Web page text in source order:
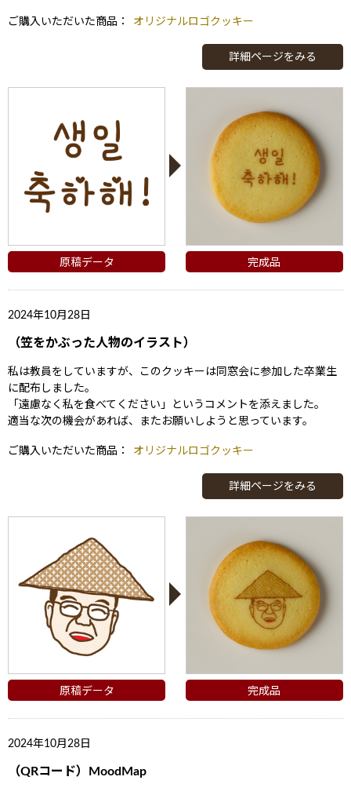
ご購入いただいた商品： オリジナルロゴクッキー
詳細ページをみる
原稿データ 完成品
2024年10月28日
（笠をかぶった人物のイラスト）
私は教員をしていますが、このクッキーは同窓会に参加した卒業生
に配布しました。
「遠慮なく私を食べてください」というコメントを添えました。
適当な次の機会があれば、またお願いしようと思っています。
ご購入いただいた商品： オリジナルロゴクッキー
詳細ページをみる
原稿データ 完成品
2024年10月28日
（QRコード）MoodMap